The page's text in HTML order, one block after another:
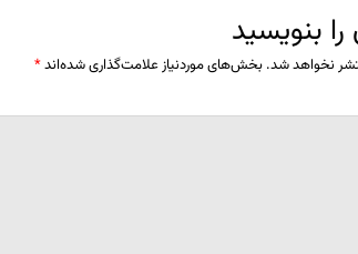
بنویسید
نخواهد شد. بخش‌های موردنیاز علامت‌گذاری شده‌اند*